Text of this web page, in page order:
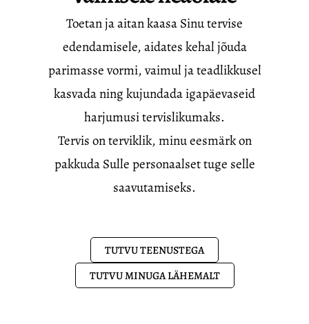
Toetan ja aitan kaasa Sinu tervise
edendamisele, aidates kehal jõuda
parimasse vormi, vaimul ja teadlikkusel
kasvada ning kujundada igapäevaseid
harjumusi tervislikumaks.
Tervis on terviklik, minu eesmärk on
pakkuda Sulle personaalset tuge selle
saavutamiseks.
TUTVU TEENUSTEGA
TUTVU MINUGA LÄHEMALT